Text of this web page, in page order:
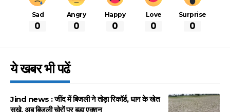
Sad
0
Angry
0
Happy
0
Love
0
Surprise
0
ये खबर भी पढें
Jind news : जींद में बिजली ने तोड़ा रिकॉर्ड, धान के खेत
सूखे, अब बिजली चोरों पर बड़ा एक्शन